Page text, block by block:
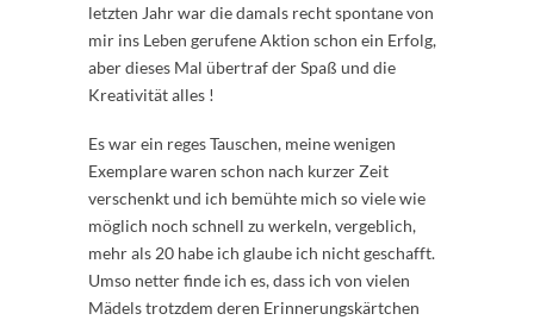
letzten Jahr war die damals recht spontane von
mir ins Leben gerufene Aktion schon ein Erfolg,
aber dieses Mal übertraf der Spaß und die
Kreativität alles !
Es war ein reges Tauschen, meine wenigen
Exemplare waren schon nach kurzer Zeit
verschenkt und ich bemühte mich so viele wie
möglich noch schnell zu werkeln, vergeblich,
mehr als 20 habe ich glaube ich nicht geschafft.
Umso netter finde ich es, dass ich von vielen
Mädels trotzdem deren Erinnerungskärtchen